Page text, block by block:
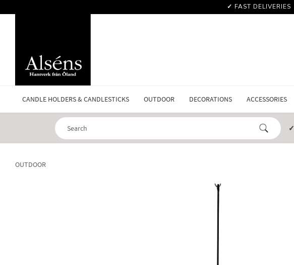
✓ FAST DELIVERIES
CANDLE HOLDERS & CANDLESTICKS OUTDOOR DECORATIONS ACCESSORIES
✓
OUTDOOR